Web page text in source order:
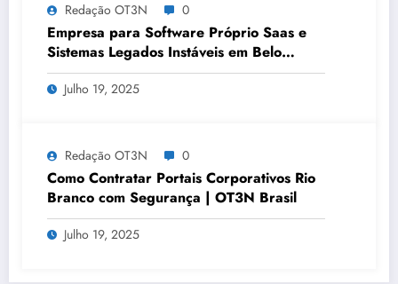
Redação OT3N 0
Empresa para Software Próprio Saas e
Sistemas Legados Instáveis em Belo
Horizonte | OT3N Brasil – Guia 3449
Julho 19, 2025
Redação OT3N 0
Como Contratar Portais Corporativos Rio
Branco com Segurança | OT3N Brasil
Julho 19, 2025